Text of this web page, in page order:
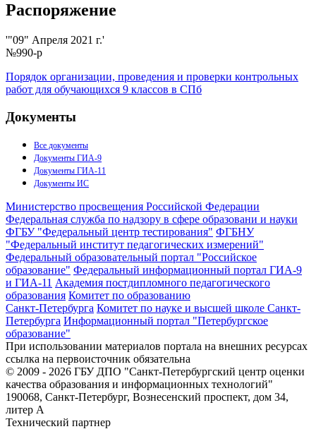
Распоряжение
'"09" Апреля 2021 г.'
№990-р
Порядок организации, проведения и проверки контрольных
работ для обучающихся 9 классов в СПб
Документы
Все документы
Документы ГИА-9
Документы ГИА-11
Документы ИС
Министерство просвещения Российской Федерации
Федеральная служба по надзору в сфере образовани и науки
ФГБУ "Федеральный центр тестирования" ФГБНУ
"Федеральный институт педагогических измерений"
Федеральный образовательный портал "Российское
образование" Федеральный информационный портал ГИА-9
и ГИА-11 Академия постдипломного педагогического
образования Комитет по образованию
Санкт-Петербурга Комитет по науке и высшей школе Санкт-
Петербурга Информационный портал "Петербургское
образование"
При использовании материалов портала на внешних ресурсах
ссылка на первоисточник обязательна
© 2009 - 2026 ГБУ ДПО "Санкт-Петербургский центр оценки
качества образования и информационных технологий"
190068, Санкт-Петербург, Вознесенский проспект, дом 34,
литер А
Технический партнер